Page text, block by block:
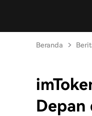
Beranda
Depan